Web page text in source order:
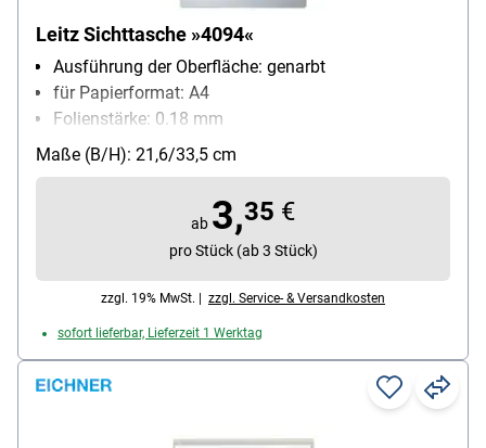
Leitz Sichttasche »4094«
Ausführung der Oberfläche: genarbt
für Papierformat: A4
Folienstärke: 0.18 mm
Material: PVC-Weichfolie
Inhalt pro Pack: 1 Stück
Maße (B/H): 21,6/33,5 cm
ab 3,35 €
pro Stück (ab 3 Stück)
zzgl. 19% MwSt. | zzgl. Service- & Versandkosten
sofort lieferbar, Lieferzeit 1 Werktag